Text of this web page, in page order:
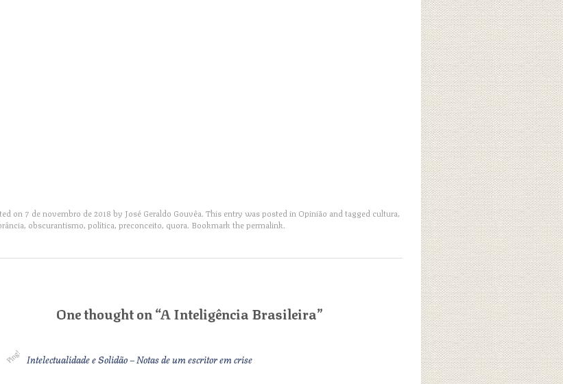
on 7 de novembro de 2018 by José Geraldo Gouvêa. This entry was posted in Opinião and tagged cultura,
, obscurantismo, política, preconceito, quora. Bookmark thepermalink.
navigationOne thought on “A Inteligência Brasileira”
Intelectualidade e Solidão – Notas de um escritor em crise